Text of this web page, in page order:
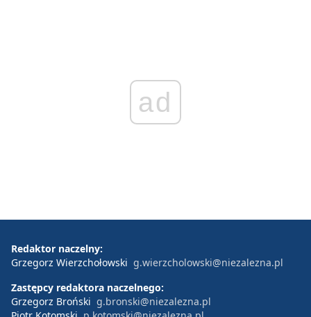
ad
Redaktor naczelny:
Grzegorz Wierzchołowski g.wierzcholowski@niezalezna.pl
Zastępcy redaktora naczelnego:
Grzegorz Broński g.bronski@niezalezna.pl